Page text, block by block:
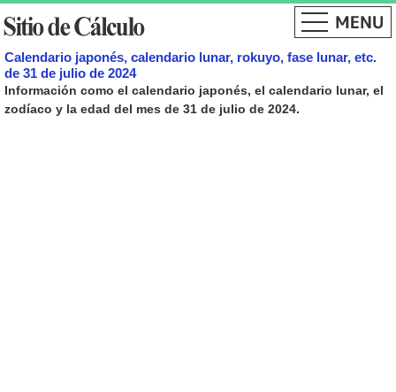
Calendario japonés, calendario lunar, rokuyo, fase lunar, etc.
de 31 de julio de 2024
Información como el calendario japonés, el calendario lunar, el
zodíaco y la edad del mes de 31 de julio de 2024.